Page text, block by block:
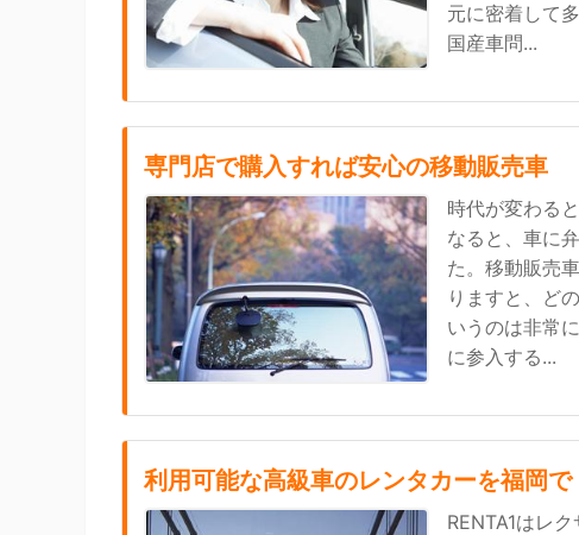
元に密着して
国産車問...
専門店で購入すれば安心の移動販売車
時代が変わる
なると、車に
た。移動販売
りますと、ど
いうのは非常
に参入する...
利用可能な高級車のレンタカーを福岡で
RENTA1はレ